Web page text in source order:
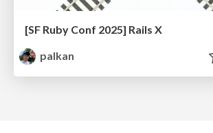
[SF Ruby Conf 2025] Rails X
palkan